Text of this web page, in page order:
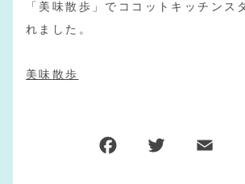
「美味散歩」でココットキッチンス
れました。
美味散歩